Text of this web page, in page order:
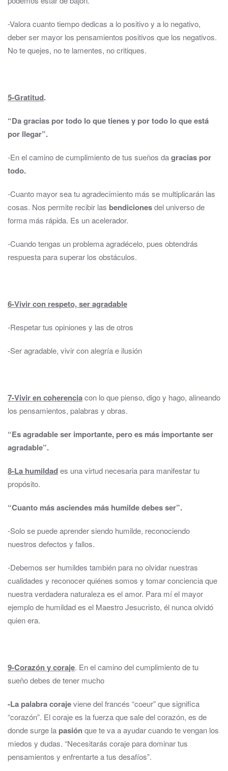
-Valora cuanto tiempo dedicas a lo positivo y a lo negativo,
deber ser mayor los pensamientos positivos que los negativos.
No te quejes, no te lamentes, no critiques.
5-Gratitud.
“Da gracias por todo lo que tienes y por todo lo que está
por llegar”.
-En el camino de cumplimiento de tus sueños dagracias por
todo.
-Cuanto mayor sea tu agradecimiento más se multiplicarán las
cosas. Nos permite recibir las bendicionesdel universo de
forma más rápida. Es un acelerador.
-Cuando tengas un problema agradécelo, pues obtendrás
respuesta para superar los obstáculos.
6-Vivir con respeto, ser agradable
-Respetar tus opiniones y las de otros
-Ser agradable, vivir con alegría e ilusión
7-Vivir en coherenciacon lo que pienso, digo y hago, alineando
los pensamientos, palabras y obras.
“Es agradable ser importante, pero es más importante ser
agradable”.
8-La humildades una virtud necesaria para manifestar tu
propósito.
“Cuanto más asciendes más humilde debes ser”.
-Solo se puede aprender siendo humilde, reconociendo
nuestros defectos y fallos.
-Debemos ser humildes también para no olvidar nuestras
cualidades y reconocer quiénes somos y tomar conciencia que
nuestra verdadera naturaleza es el amor. Para mí el mayor
ejemplo de humildad es el Maestro Jesucristo, él nunca olvidó
quien era.
9-Corazón y coraje. En el camino del cumplimiento de tu
sueño debes de tener mucho
-La palabra corajeviene del francés “coeur” que significa
“corazón”. El coraje es la fuerza que sale del corazón, es de
donde surge la pasiónque te va a ayudar cuando te vengan los
miedos y dudas. “Necesitarás coraje para dominar tus
pensamientos y enfrentarte a tus desafíos”.